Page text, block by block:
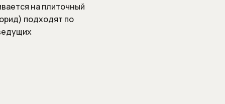
на плиточный
подходят по